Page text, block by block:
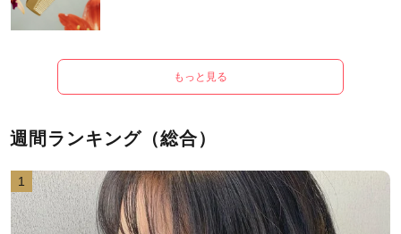
もっと見る
週間ランキング（総合）
1